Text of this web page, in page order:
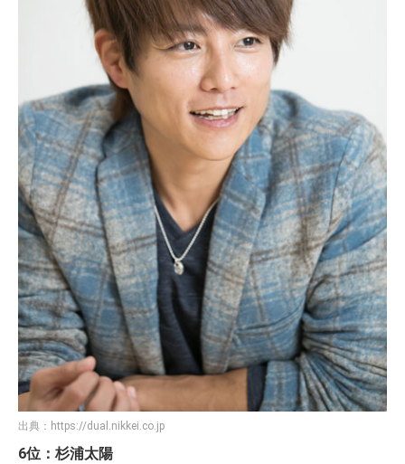
出典： https://dual.nikkei.co.jp
6位：杉浦太陽